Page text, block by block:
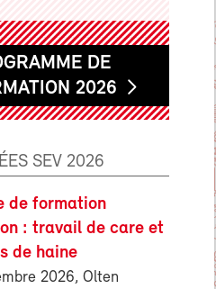
DE
2026
SEV 2026
de formation
: travail de care et
de haine
2026, Olten